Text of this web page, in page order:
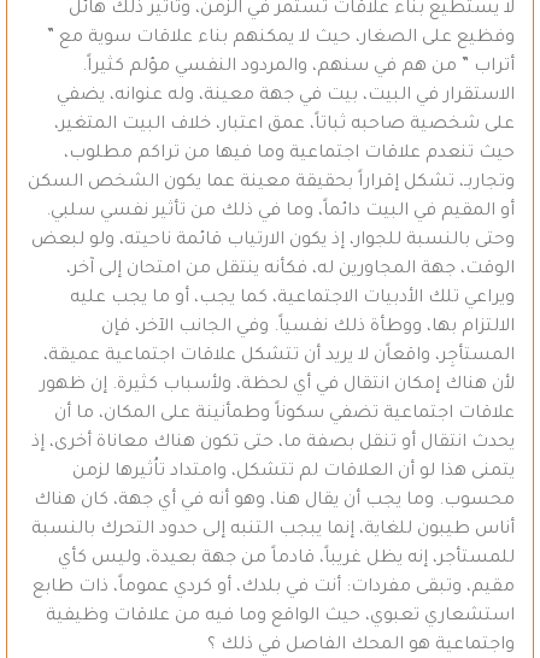
لا يستطيع بناء علاقات تستمر في الزمن، وتأثير ذلك هائل
وفظيع على الصغار، حيث لا يمكنهم بناء علاقات سوية مع ”
أتراب ” من هم في سنهم، والمردود النفسي مؤلم كثيراً.
الاستقرار في البيت، بيت في جهة معينة، وله عنوانه، يضفي
على شخصية صاحبه ثباتاً، عمق اعتبار، خلاف البيت المتغير،
حيث تنعدم علاقات اجتماعية وما فيها من تراكم مطلوب،
وتجاربـ، تشكل إقراراً بحقيقة معينة عما يكون الشخص السكن
أو المقيم في البيت دائماً، وما في ذلك من تأثير نفسي سلبي.
وحتى بالنسبة للجوار، إذ يكون الارتياب قائمة ناحيته، ولو لبعض
الوقت، جهة المجاورين له، فكأنه ينتقل من امتحان إلى آخر،
ويراعي تلك الأدبيات الاجتماعية، كما يجب، أو ما يجب عليه
الالتزام بها، ووطأة ذلك نفسياً. وفي الجانب الآخر، فإن
المستأجِر، واقعاًن لا يريد أن تتشكل علاقات اجتماعية عميقة،
لأن هناك إمكان انتقال في أي لحظة، ولأسباب كثيرة. إن ظهور
علاقات اجتماعية تضفي سكوناً وطمأنينة على المكان، ما أن
يحدث انتقال أو تنقل بصفة ما، حتى تكون هناك معاناة أخرى، إذ
يتمنى هذا لو أن العلاقات لم تتشكل، وامتداد تاُثيرها لزمن
محسوب. وما يجب أن يقال هنا، وهو أنه في أي جهة، كان هناك
أناس طيبون للغاية، إنما يبجب التنبه إلى حدود التحرك بالنسبة
للمستأجر، إنه يظل غريباً، قادماً من جهة بعيدة، وليس كأي
مقيم، وتبقى مفردات: أنت في بلدك، أو كردي عموماً، ذات طابع
استشعاري تعبوي، حيث الواقع وما فيه من علاقات وظيفية
واجتماعية هو المحك الفاصل في ذلك ؟